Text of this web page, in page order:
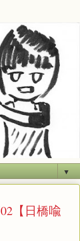
▼
【日橋喩